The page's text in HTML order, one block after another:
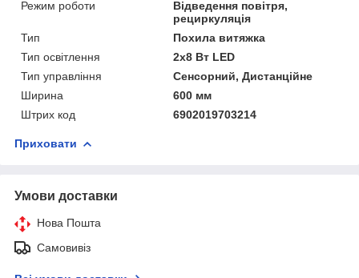
Режим роботи
Відведення повітря,
рециркуляція
Тип
Похила витяжка
Тип освітлення
2х8 Вт LED
Тип управління
Сенсорний, Дистанційне
Ширина
600 мм
Штрих код
6902019703214
Приховати
Умови доставки
Нова Пошта
Самовивіз